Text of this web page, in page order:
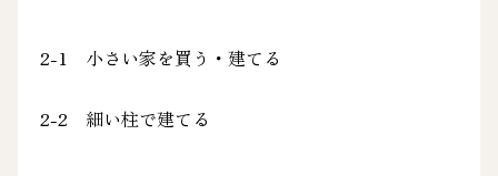
2-1 小さい家を買う・建てる
2-2 細い柱で建てる